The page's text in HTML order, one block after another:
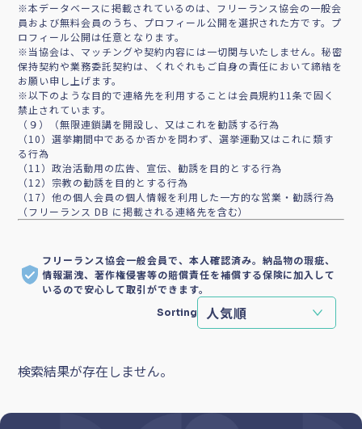
※本データベースに掲載されているのは、フリーランス協会の一般会
員および無料会員のうち、プロフィール公開を選択された方です。プ
ロフィール公開は任意となります。
※当協会は、マッチングや契約内容には一切関与いたしません。秘密
保持契約や業務委託契約は、くれぐれもご自身の責任において締結を
お願い申し上げます。
※以下のような目的で連絡先を利用することは会員規約11条で固く
禁止されています。
（９）（無限連鎖講を開設し、又はこれを勧誘する行為
（10）選挙期間中であるか否かを問わず、選挙運動又はこれに類す
る行為
（11）政治活動用の広告、宣伝、勧誘を目的とする行為
（12）宗教の勧誘を目的とする行為
（17）他の個人会員の個人情報を利用した一方的な営業・勧誘行為
（フリーランス DB に掲載される連絡先を含む）
フリーランス協会一般会員で、本人確認済み。納品物の瑕疵、
情報漏洩、著作権侵害等の賠償責任を補償する保険に加入して
いるので安心して取引ができます。
Sorting
検索結果が存在しません。